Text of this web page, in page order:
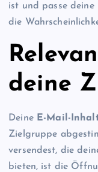
ist und passe
die
deine
Deine E-Mail-
Zielgruppe
versendest, die
bieten, ist die